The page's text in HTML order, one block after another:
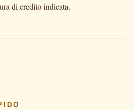
di credito indicata.